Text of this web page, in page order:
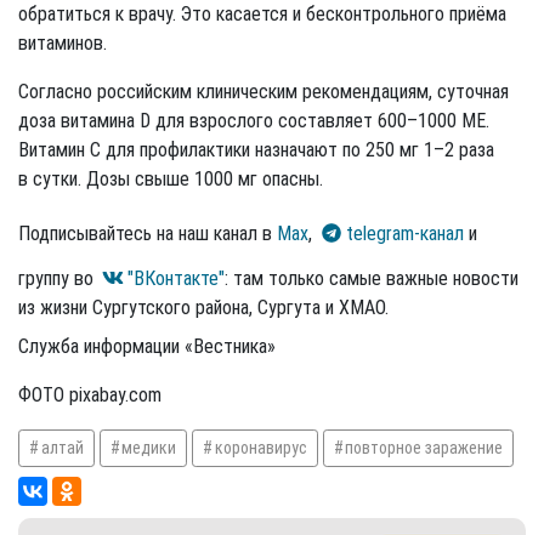
обратиться к врачу. Это касается и бесконтрольного приёма
витаминов.
Согласно российским клиническим рекомендациям, суточная
доза витамина D для взрослого составляет 600–1000 МЕ.
Витамин С для профилактики назначают по 250 мг 1–2 раза
в сутки. Дозы свыше 1000 мг опасны.
Подписывайтесь на наш канал в Max, telegram-канал и
группу во
"ВКонтакте": там только самые важные новости
из жизни Сургутского района, Сургута и ХМАО.
Служба информации «Вестника»
ФОТО pixabay.com
алтай медики коронавирус повторное заражение